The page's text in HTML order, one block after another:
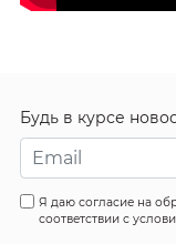
Будь в курсе
Я даю согласие на
соответствии с